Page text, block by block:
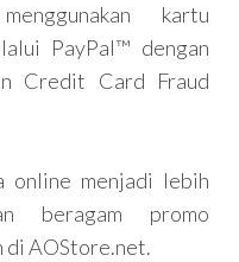
kartu
PayPal™ dengan
Credit Card Fraud
online menjadi lebih
beragam promo
di AOStore.net.